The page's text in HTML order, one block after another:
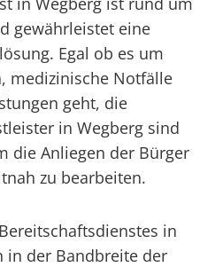
gewährleistet eine
Egal ob es um
medizinische Notfälle
geht, die
in Wegberg sind
die Anliegen der Bürger
zu bearbeiten.
in
in der Bandbreite der